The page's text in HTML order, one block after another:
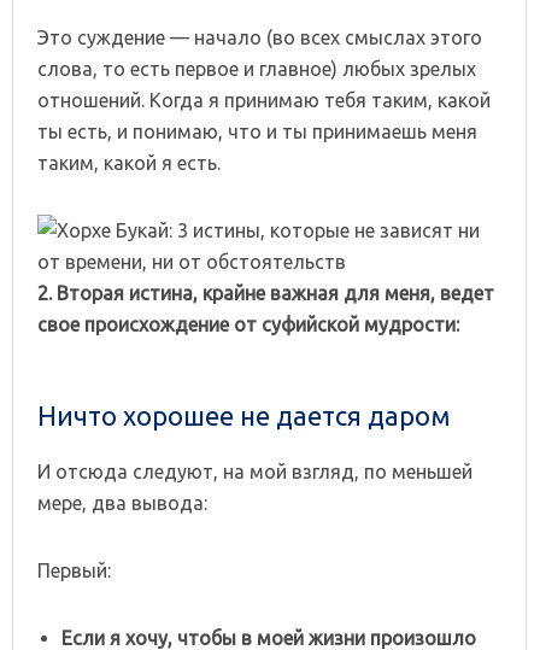
Это суждение — начало (во всех смыслах этого
слова, то есть первое и главное) любых зрелых
отношений. Когда я принимаю тебя таким, какой
ты есть, и понимаю, что и ты принимаешь меня
таким, какой я есть.
2. Вторая истина, крайне важная для меня, ведет
свое происхождение от суфийской мудрости:
Ничто хорошее не дается даром
И отсюда следуют, на мой взгляд, по меньшей
мере, два вывода:
Первый:
Если я хочу, чтобы в моей жизни произошло